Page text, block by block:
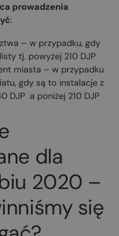
prowadzenia
:
– w przypadku, gdy
tj. powyżej 210 DJP
miasta – w przypadku
gdy są to instalacje z
DJP a poniżej 210 DJP
dla
2020 –
się